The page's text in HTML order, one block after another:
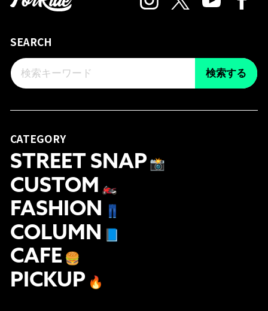
SEARCH
検索する
CATEGORY
STREET SNAP 📸
CUSTOM 🏍
FASHION 👖
COLUMN
CAFE 🍔
PICKUP 🔥